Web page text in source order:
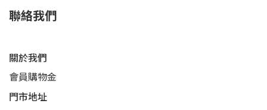
聯絡我們
關於我們
會員購物金
門市地址